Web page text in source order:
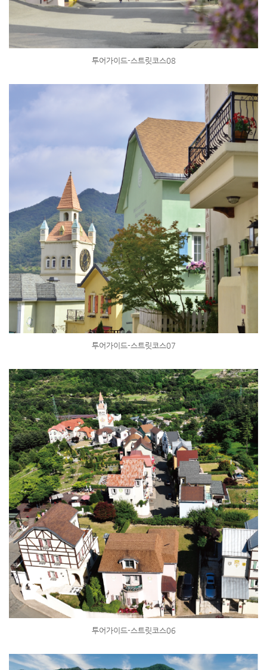
투어가이드-스트릿코스08
투어가이드-스트릿코스07
투어가이드-스트릿코스06